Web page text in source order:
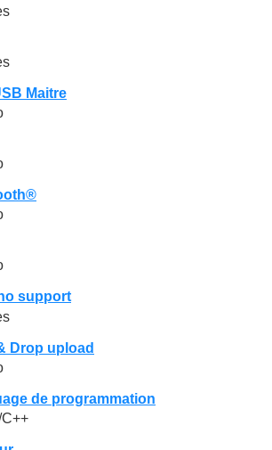
Maitre
support
Drop upload
de programmation